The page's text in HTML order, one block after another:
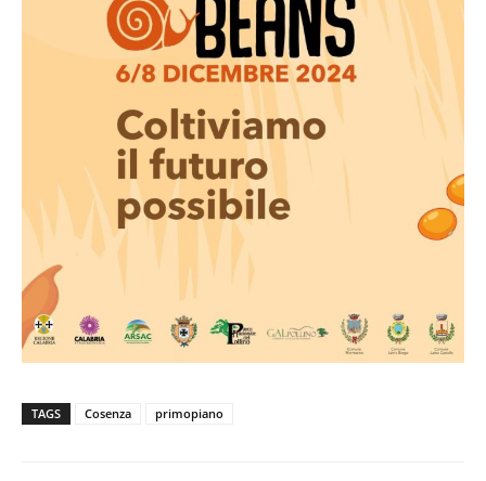
TAGS Cosenza primopiano